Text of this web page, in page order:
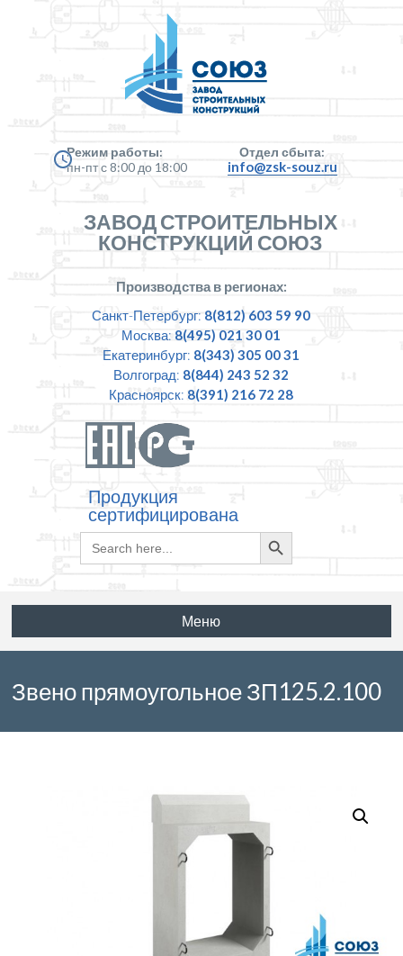
Режим работы:
пн-пт с 8:00 до 18:00
Отдел сбыта:
info@zsk-souz.ru
ЗАВОД СТРОИТЕЛЬНЫХ
КОНСТРУКЦИЙ СОЮЗ
Производства в регионах:
Санкт-Петербург: 8(812) 603 59 90
Москва: 8(495) 021 30 01
Екатеринбург: 8(343) 305 00 31
Волгоград: 8(844) 243 52 32
Красноярск: 8(391) 216 72 28
Продукция
сертифицирована
Search
for:
Search
Button
Меню
Звено прямоугольное ЗП125.2.100